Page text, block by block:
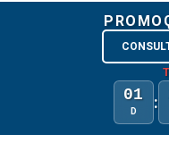
01
D :